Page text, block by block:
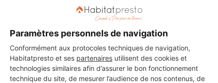
Paramètres personnels de navigation
Conformément aux protocoles techniques de navigation,
Habitatpresto et ses partenaires utilisent des cookies et
technologies similaires afin d’assurer le bon fonctionnement
technique du site, de mesurer l’audience de nos contenus, de
DEMANDER UN DEVIS